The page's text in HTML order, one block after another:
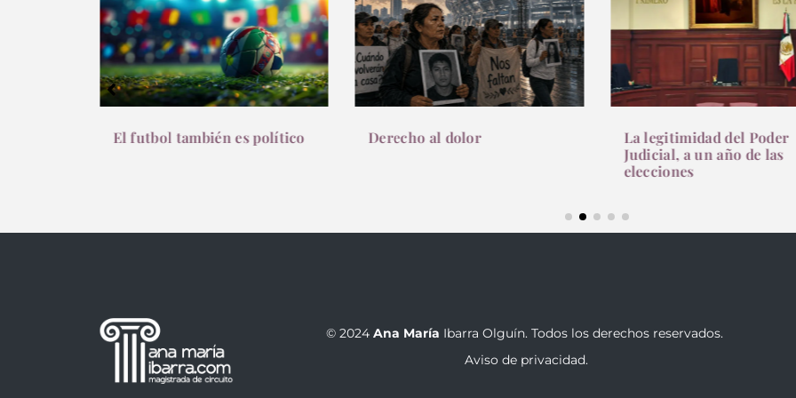
El futbol también es político Derecho al dolor
La legitimidad del Poder
Judicial, a un año de las
elecciones
© 2024 Ana María Ibarra Olguín. Todos los derechos reservados.
Aviso de privacidad.